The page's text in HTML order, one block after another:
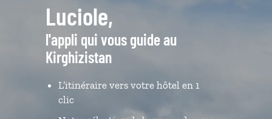
Luciole,
l'appli qui vous guide au
Kirghizistan
L’itinéraire vers votre hôtel en 1
clic